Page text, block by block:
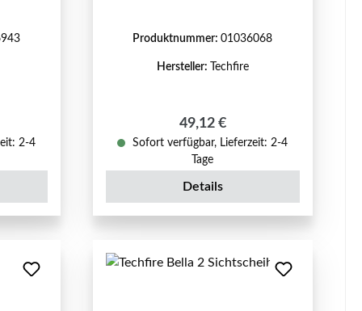
2-4
Produktnummer:01036068
Hersteller: Techfire
Regulärer Preis:
49,12 €
Sofort verfügbar, Lieferzeit: 2-4
Tage
Details